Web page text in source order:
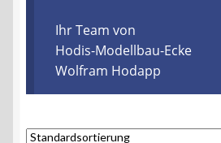
KontaktIhr Team von
Hodis-Modellbau-Ecke
Wolfram Hodapp